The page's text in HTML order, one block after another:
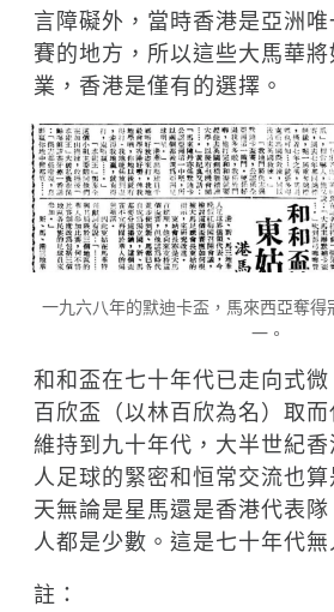
言障礙外，當時香港是亞洲
賽的地方，所以這些大馬華
業，香港是僅有的選擇。
一九六八年的默迪卡盃，馬來西亞奪得
一。
和和盃在七十年代已走向式
百欣盃（以林百欣為名）取
維持到九十年代，大半世紀
人足球的緊密和恒常交流也
天無論是星馬還是香港代表
人都是少數。這是七十年代無
註：